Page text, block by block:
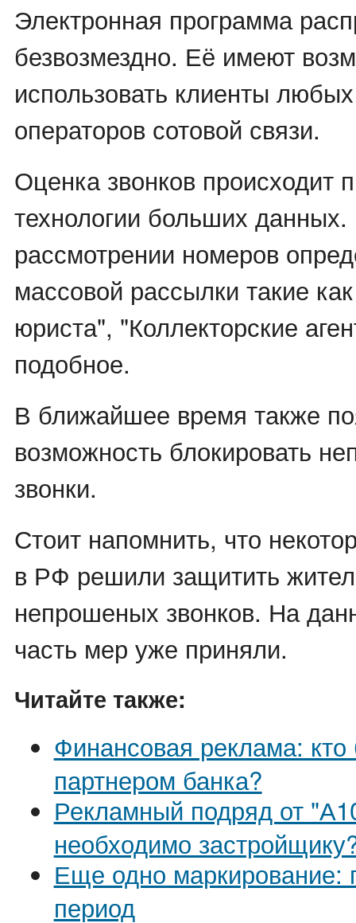
Электронная программа
безвозмездно. Её имеют
использовать клиенты
операторов сотовой связи.
Оценка звонков происходит
технологии больших
рассмотрении номеров
массовой рассылки такие
юриста", "Коллекторские
подобное.
В ближайшее время также
возможность блокировать
звонки.
Стоит напомнить, что
в РФ решили защитить
непрошеных звонков. На
часть мер уже приняли.
Читайте также:
Финансовая реклама: кто
партнером банка?
Рекламный подряд от
необходимо
Еще одно маркирование:
период